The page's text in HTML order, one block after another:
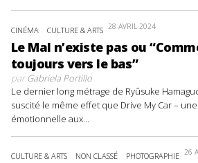
CINÉMA CULTURE & ARTS 28 AVRIL 2024
Le Mal n’existe pas ou
toujours vers le bas”
parGabriela Portillo
Le dernier long métrage de Ryûsuke
suscité le même effet que Drive My Car –
émotionnelle aux...
CULTURE & ARTS NON CLASSÉ PHOTOGRAPHIE 26